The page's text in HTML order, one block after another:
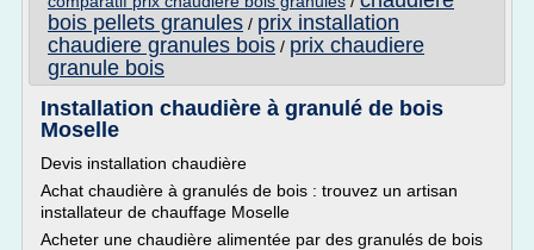
bois pellets granules / prix installation
chaudiere granules bois / prix chaudiere
granule bois
Installation chaudière à granulé de bois
Moselle
Devis installation chaudière
Achat chaudière à granulés de bois : trouvez un artisan
installateur de chauffage Moselle
Acheter une chaudière alimentée par des granulés de bois